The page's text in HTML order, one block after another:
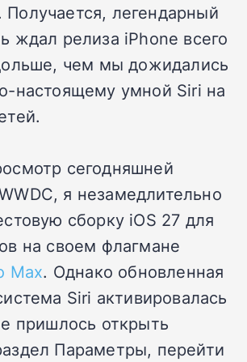
Получается, легендарный
ждал релиза iPhone всего
чем мы дожидались
настоящему умной Siri на
сегодняшней
я незамедлительно
сборку iOS 27 для
на своем флагмане
Max. Однако обновленная
Siri активировалась
пришлось открыть
Параметры, перейти